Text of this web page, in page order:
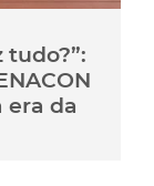
tudo?”:
era da